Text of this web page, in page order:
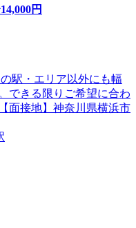
14,000円
駅・エリア以外にも幅
できる限りご希望に合わ
面接地】神奈川県横浜市